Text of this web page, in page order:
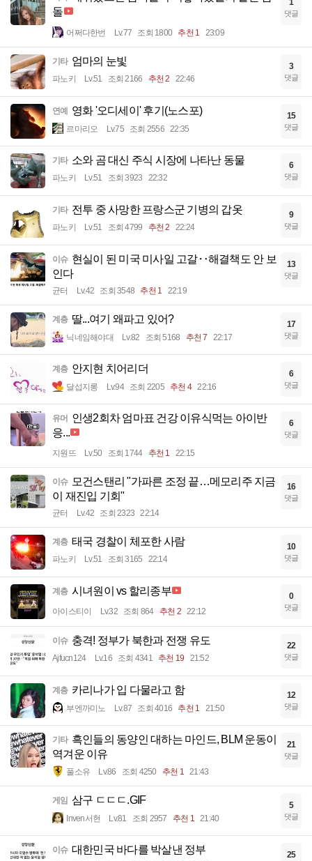
돌
어쩌다한번 Lv.77 조회 1800 추천 1 23:09
1
댓글
기타 엄마의 눈빛
파노키 Lv.51 조회 2166 추천 2 22:46
3
댓글
연예 영화 '오디세이' 후기(노스포)
르마리오 Lv.75 조회 2556 22:35
15
댓글
기타 소와 곰 대신 주식 시장에 나타난 동물
파노키 Lv.51 조회 3923 22:32
6
댓글
기타 전투 중 사망한 프랑스군 기병의 갑옷
파노키 Lv.51 조회 4799 추천 2 22:24
9
댓글
이슈 현실이 된 미국 미사일 고갈‥해결책도 안 보
인다
균터 Lv.42 조회 3548 추천 1 22:19
13
댓글
계층 딸...여기 왜파고 있어?
닉네임해야대 Lv.82 조회 5168 추천 7 22:17
17
댓글
계층 안지현 치어리더
달섭지롱 Lv.94 조회 2205 추천 4 22:16
6
댓글
유머 인생2회차 엄마표 건강 이유식먹는 아이반
응...
지원뜨 Lv.50 조회 1744 추천 1 22:15
6
댓글
이슈
모건스탠리 "가파른 조정 끝…메모리주 지금
이 재진입 기회"
균터 Lv.42 조회 2323 22:14
16
댓글
계층 태국 경찰이 체포한 사람
파노키 Lv.51 조회 3165 22:14
10
댓글
계층 시녀원이 vs 할리종부
아이스티이 Lv.32 조회 864 추천 2 22:12
0
댓글
이슈 충격! 정부가 북한과 전쟁 유도
Ajfucn124 Lv.16 조회 4341 추천 19 21:52
22
댓글
계층 카리나가 입 다물라고 함
부엔까미노 Lv.87 조회 4016 추천 1 21:50
12
댓글
기타 흑인들의 동양인 대하는 마인드, BLM 운동이
역겨운 이유
풀소유 Lv.86 조회 4250 추천 1 21:43
21
댓글
게임 삼구 ㄷㄷㄷ.GIF
Inven서현 Lv.81 조회 2957 추천 1 21:40
5
댓글
이슈 대한민국 바다를 박살낸 정부 25